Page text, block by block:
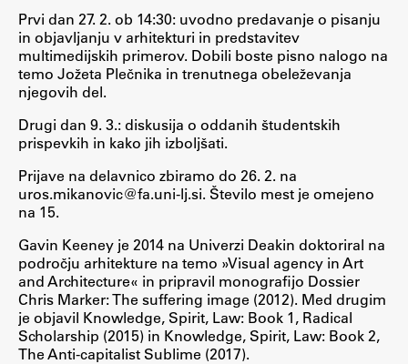
Predstavitev študija
Študentske informacije
Urniki
Študijski programi
Predmeti
Izbirni moduli EMŠA
Vpis
Zaključek študija
Študijske prakse
Spletna učilnica
ŠIS (SI)
Prvi dan 27. 2. ob 14:30: uvodno predavanje o pisanju
in objavljanju v arhitekturi in predstavitev
multimedijskih primerov. Dobili boste pisno nalogo na
temo Jožeta Plečnika in trenutnega obeleževanja
njegovih del.
Drugi dan 9. 3.: diskusija o oddanih študentskih
prispevkih in kako jih izboljšati.
Prijave na delavnico zbiramo do 26. 2. na
uros.mikanovic@fa.uni-lj.si. Število mest je omejeno
na 15.
Gavin Keeney je 2014 na Univerzi Deakin doktoriral na
področju arhitekture na temo »Visual agency in Art
and Architecture« in pripravil monografijo Dossier
Chris Marker: The suffering image (2012). Med drugim
je objavil Knowledge, Spirit, Law: Book 1, Radical
Scholarship (2015) in Knowledge, Spirit, Law: Book 2,
The Anti-capitalist Sublime (2017).